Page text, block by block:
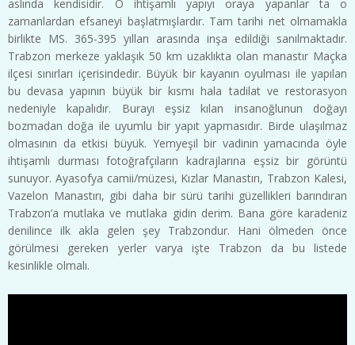
aslında kendisidir. O ihtişamlı yapıyı oraya yapanlar ta o
zamanlardan efsaneyi başlatmışlardır. Tam tarihi net olmamakla
birlikte MS. 365-395 yılları arasında inşa edildiği sanılmaktadır.
Trabzon merkeze yaklaşık 50 km uzaklıkta olan manastır Maçka
ilçesi sınırları içerisindedir. Büyük bir kayanın oyulması ile yapılan
bu devasa yapının büyük bir kısmı hala tadilat ve restorasyon
nedeniyle kapalıdır. Burayı eşsiz kılan insanoğlunun doğayı
bozmadan doğa ile uyumlu bir yapıt yapmasıdır. Birde ulaşılmaz
olmasının da etkisi büyük. Yemyeşil bir vadinin yamacında öyle
ihtişamlı durması fotoğrafçıların kadrajlarına eşsiz bir görüntü
sunuyor. Ayasofya camii/müzesi, Kızlar Manastırı, Trabzon Kalesi,
Vazelon Manastırı, gibi daha bir sürü tarihi güzellikleri barındıran
Trabzon’a mutlaka ve mutlaka gidin derim. Bana göre karadeniz
denilince ilk akla gelen şey Trabzondur. Hani ölmeden önce
görülmesi gereken yerler varya işte Trabzon da bu listede
kesinlikle olmalı.